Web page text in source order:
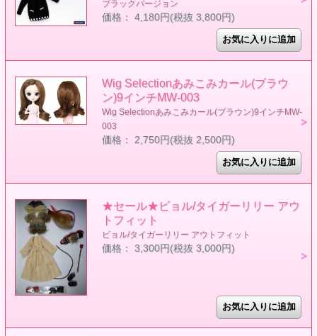
ブラックバージョン
価格： 4,180円(税抜 3,800円)
Wig Selectionあみこみカール(ブラウ
ン)9インチMW-003
Wig Selectionあみこみカール(ブラウン)9インチMW-
003
価格： 2,750円(税抜 2,500円)
★セール★ビョル/タイガーリリー アウ
トフィット
ビョル/タイガーリリー アウトフィット
価格： 3,300円(税抜 3,000円)